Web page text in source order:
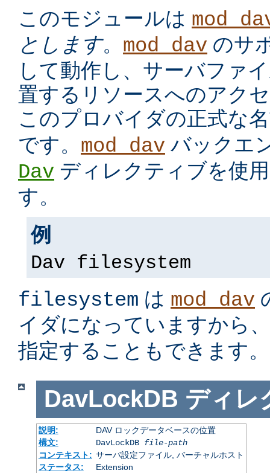
このモジュールは
とします。 mod_dav のサ
して動作し、サーバファ
置するリソースへのアク
このプロバイダの正式な
です。 mod_dav バックエ
Dav ディレクティブを使
す。
例
Dav filesystem
filesystem は mod_dav
イダになっていますから
指定することもできます。
DavLockDB ディレ
説明:
DAV ロックデータベースの位置
構文:
DavLockDB file-path
コンテキスト: サーバ設定ファイル, バーチャルホスト
ステータス:
Extension